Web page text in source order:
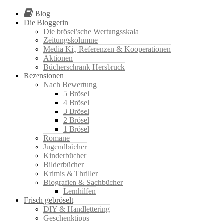
Blog
Die Bloggerin
Die brösel’sche Wertungsskala
Zeitungskolumne
Media Kit, Referenzen & Kooperationen
Aktionen
Bücherschrank Hersbruck
Rezensionen
Nach Bewertung
5 Brösel
4 Brösel
3 Brösel
2 Brösel
1 Brösel
Romane
Jugendbücher
Kinderbücher
Bilderbücher
Krimis & Thriller
Biografien & Sachbücher
Lernhilfen
Frisch gebröselt
DIY & Handlettering
Geschenktipps